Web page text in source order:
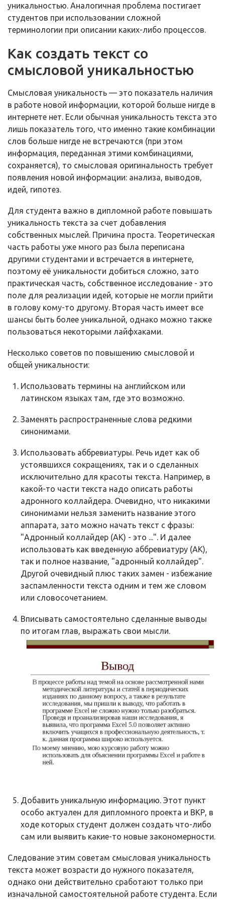
уникальностью. Аналогичная проблема постигает
студентов при использовании сложной
терминологии при описании каких-либо процессов.
Как создать текст со
смысловой уникальностью
Смысловая уникальность — это показатель наличия
в работе новой информации, которой больше нигде в
интернете нет. Если обычная уникальность текста это
лишь показатель того, что именно такие комбинации
слов больше нигде не встречаются (при этом
информация, переданная этими комбинациями,
сохраняется), то смысловая оригинальность требует
появления новой информации: анализа, выводов,
идей, гипотез.
Для студента важно в дипломной работе повышать
уникальность текста за счет добавления
собственных мыслей. Причина проста. Теоретическая
часть работы уже много раз была переписана
другими студентами и встречается в интернете,
поэтому её уникальности добиться сложно, зато
практическая часть, собственное исследование - это
поле для реализации идей, которые не могли прийти
в голову кому-то другому. Вторая часть имеет все
шансы быть более уникальной, однако можно также
пользоваться некоторыми лайфхаками.
Несколько советов по повышению смысловой и
общей уникальности:
Использовать термины на английском или
латинском языках там, где это возможно.
Заменять распространенные слова редкими
синонимами.
Использовать аббревиатуры. Речь идет как об
устоявшихся сокращениях, так и о сделанных
исключительно для красоты текста. Например, в
какой-то части текста надо описать работы
адронного коллайдера. Очевидно, что никакими
синонимами нельзя заменить название этого
аппарата, зато можно начать текст с фразы:
"Адронный коллайдер (АК) - это ...". И далее
использовать как введенную аббревиатуру (АК),
так и полное название, "адронный коллайдер".
Другой очевидный плюс таких замен - избежание
заспамленности текста одним и тем же словом
или словосочетанием.
Вписывать самостоятельно сделанные выводы
по итогам глав, выражать свои мысли.
Добавить уникальную информацию. Этот пункт
особо актуален для дипломного проекта и ВКР, в
ходе которых студент должен создать что-либо
сам или выявить какие-то новые закономерности.
Следование этим советам смысловая уникальность
текста может возрасти до нужного показателя,
однако они действительно сработают только при
изначальной самостоятельной работе студента. Если